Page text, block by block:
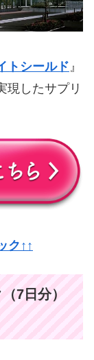
シールド』
現したサプリ
ク↑↑
7日分）